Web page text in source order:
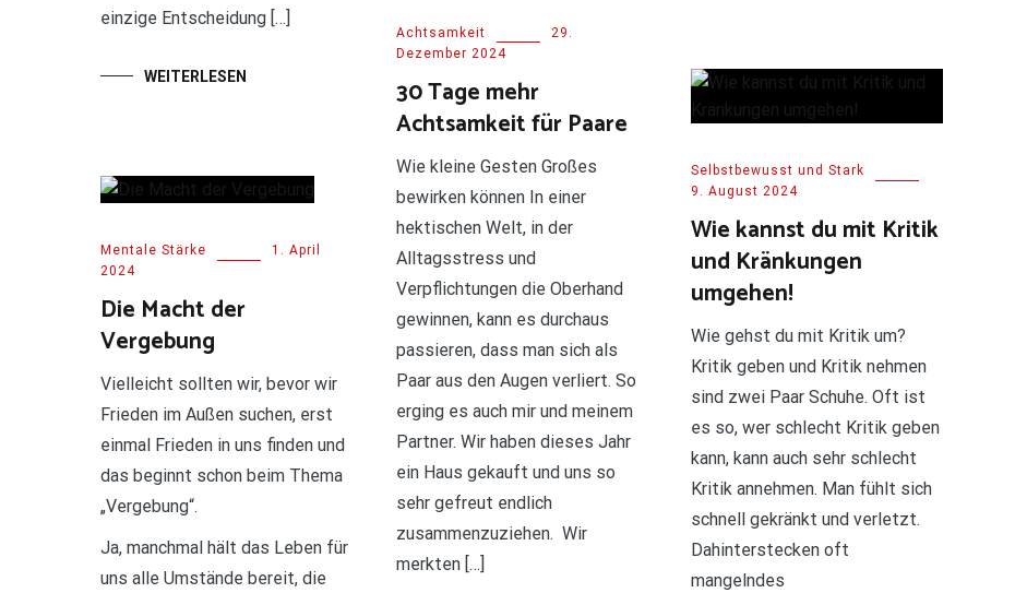
einzige Entscheidung […]
WEITERLESEN
Achtsamkeit
29.
Dezember 2024
30 Tage mehr
Achtsamkeit für Paare
Wie kleine Gesten Großes
bewirken können In einer
hektischen Welt, in der
Alltagsstress und
Verpflichtungen die Oberhand
gewinnen, kann es durchaus
passieren, dass man sich als
Paar aus den Augen verliert. So
erging es auch mir und meinem
Partner. Wir haben dieses Jahr
ein Haus gekauft und uns so
sehr gefreut endlich
zusammenzuziehen. Wir
merkten […]
Selbstbewusst und Stark
9. August 2024
Wie kannst du mit Kritik
und Kränkungen
umgehen!
Wie gehst du mit Kritik um?
Kritik geben und Kritik nehmen
sind zwei Paar Schuhe. Oft ist
es so, wer schlecht Kritik geben
kann, kann auch sehr schlecht
Kritik annehmen. Man fühlt sich
schnell gekränkt und verletzt.
Dahinterstecken oft
mangelndes
Mentale Stärke
1. April
2024
Die Macht der
Vergebung
Vielleicht sollten wir, bevor wir
Frieden im Außen suchen, erst
einmal Frieden in uns finden und
das beginnt schon beim Thema
„Vergebung“.
Ja, manchmal hält das Leben für
uns alle Umstände bereit, die